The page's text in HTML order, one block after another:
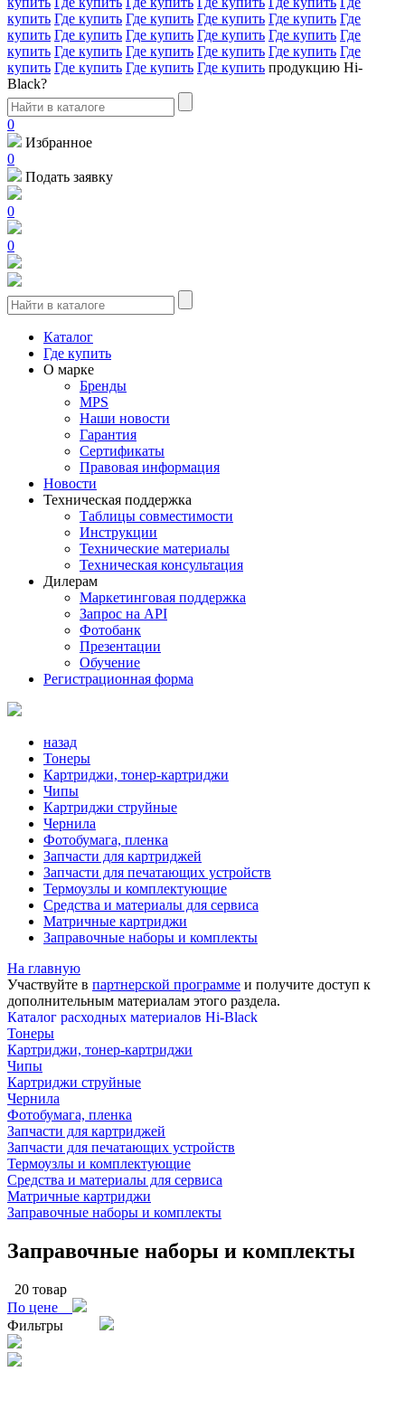
купить Где купить Где купить Где купить Где купить Где
купить Где купить Где купить Где купить Где купить Где
купить Где купить Где купить Где купить Где купить Где
купить Где купить Где купить Где купить продукцию Hi-
Black?
0
Избранное
0
Подать заявку
0
0
Каталог
Где купить
О марке
Бренды
MPS
Наши новости
Гарантия
Сертификаты
Правовая информация
Новости
Техническая поддержка
Таблицы совместимости
Инструкции
Технические материалы
Техническая консультация
Дилерам
Маркетинговая поддержка
Запрос на API
Фотобанк
Презентации
Обучение
Регистрационная форма
назад
Тонеры
Картриджи, тонер-картриджи
Чипы
Картриджи струйные
Чернила
Фотобумага, пленка
Запчасти для картриджей
Запчасти для печатающих устройств
Термоузлы и комплектующие
Средства и материалы для сервиса
Матричные картриджи
Заправочные наборы и комплекты
На главную
Участвуйте в партнерской программе и получите доступ к
дополнительным материалам этого раздела.
Каталог расходных материалов Hi-Black
Тонеры
Картриджи, тонер-картриджи
Чипы
Картриджи струйные
Чернила
Фотобумага, пленка
Запчасти для картриджей
Запчасти для печатающих устройств
Термоузлы и комплектующие
Средства и материалы для сервиса
Матричные картриджи
Заправочные наборы и комплекты
Заправочные наборы и комплекты
20 товар
По цене
Фильтры